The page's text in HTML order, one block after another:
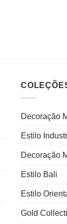
Decoração
Estilo
Decoração
Estilo Bali
Estilo
Gold